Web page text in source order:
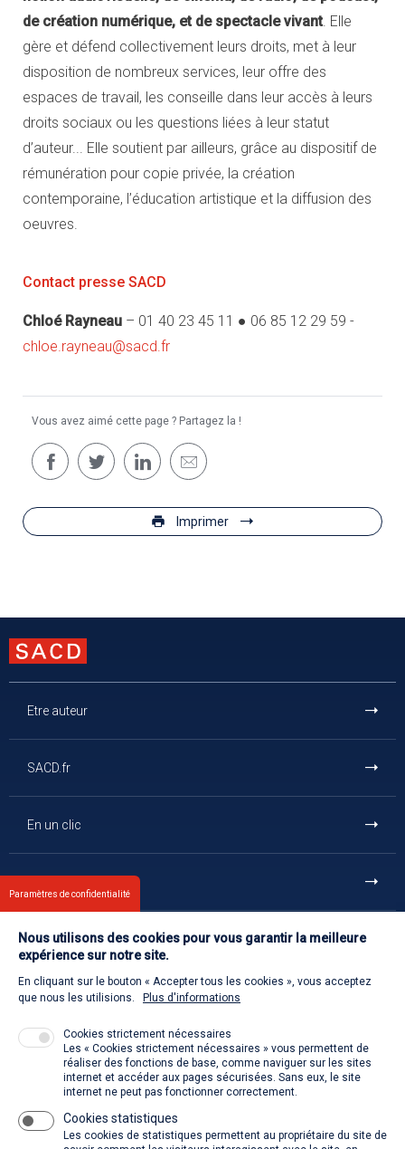
de création numérique, et de spectacle vivant. Elle
gère et défend collectivement leurs droits, met à leur
disposition de nombreux services, leur offre des
espaces de travail, les conseille dans leur accès à leurs
droits sociaux ou les questions liées à leur statut
d’auteur... Elle soutient par ailleurs, grâce au dispositif de
rémunération pour copie privée, la création
contemporaine, l’éducation artistique et la diffusion des
oeuvres.
Contact presse SACD
Chloé Rayneau – 01 40 23 45 11 ● 06 85 12 29 59 -
chloe.rayneau@sacd.fr
Vous avez aimé cette page ? Partagez la !
Imprimer
Etre auteur
SACD.fr
En un clic
La SACD partout, quand vous voulez
Contact
Retour à l'accueil
Venir à la SACD
Paramètres de confidentialité
Nous utilisons des cookies pour vous garantir la meilleure
expérience sur notre site.
En cliquant sur le bouton « Accepter tous les cookies », vous acceptez
que nous les utilisions.
Plus d'informations
Cookies strictement nécessaires
Les « Cookies strictement nécessaires » vous permettent de
réaliser des fonctions de base, comme naviguer sur les sites
internet et accéder aux pages sécurisées. Sans eux, le site
internet ne peut pas fonctionner correctement.
Cookies statistiques
Les cookies de statistiques permettent au propriétaire du site de